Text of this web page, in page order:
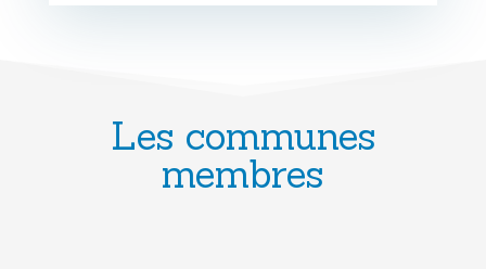
Les communes
membres